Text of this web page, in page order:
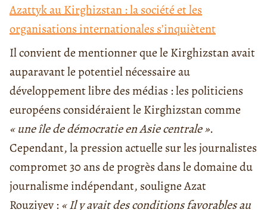
Azattyk au Kirghizstan : la société et les
organisations internationales s’inquiètent
Il convient de mentionner que le Kirghizstan avait
auparavant le potentiel nécessaire au
développement libre des médias : les politiciens
européens considéraient le Kirghizstan comme
« une île de démocratie en Asie centrale ».
Cependant, la pression actuelle sur les journalistes
compromet 30 ans de progrès dans le domaine du
journalisme indépendant, souligne Azat
Rouziyev : « Il y avait des conditions favorables au